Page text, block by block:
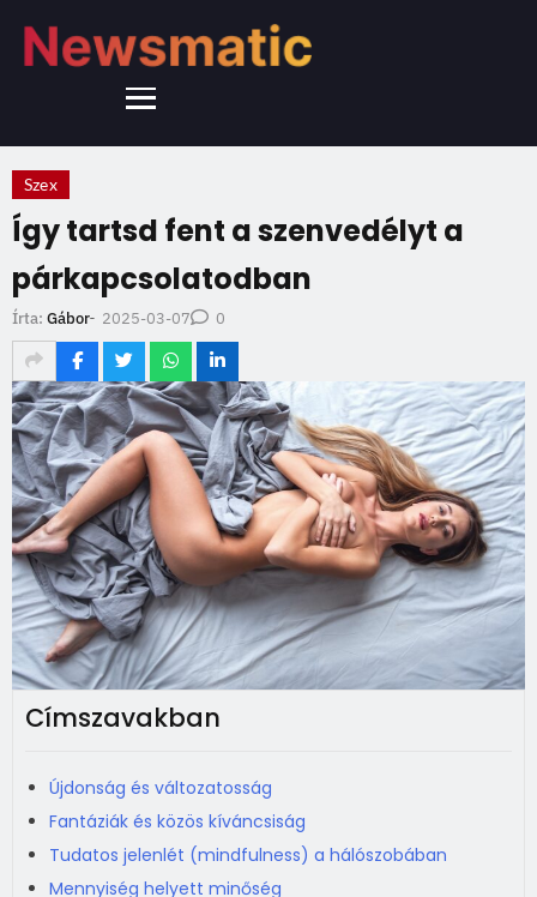
Szex
Így tartsd fent a szenvedélyt a
párkapcsolatodban
Írta: Gábor- 2025-03-07 0
Címszavakban
Újdonság és változatosság
Fantáziák és közös kíváncsiság
Tudatos jelenlét (mindfulness) a hálószobában
Mennyiség helyett minőség